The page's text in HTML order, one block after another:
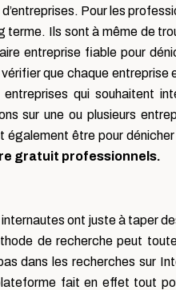
Pour les
Ils sont à même de
entreprise fiable pour
vérifier que chaque
qui souhaitent
sur une ou plusieurs
être pour
gratuit professionnels.
ont juste à taper
de recherche peut
dans les recherches sur
fait en effet tout